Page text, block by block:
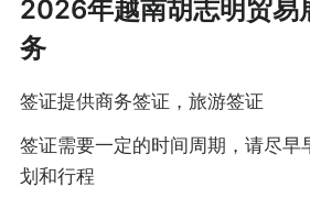
2026年越南胡志明贸易
务
签证提供商务签证，旅游签证
签证需要一定的时间周期，请尽早
划和行程